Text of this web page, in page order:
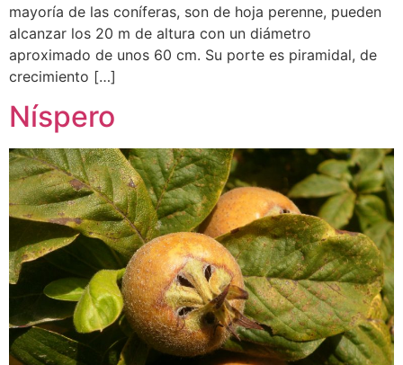
mayoría de las coníferas, son de hoja perenne, pueden
alcanzar los 20 m de altura con un diámetro
aproximado de unos 60 cm. Su porte es piramidal, de
crecimiento […]
Níspero